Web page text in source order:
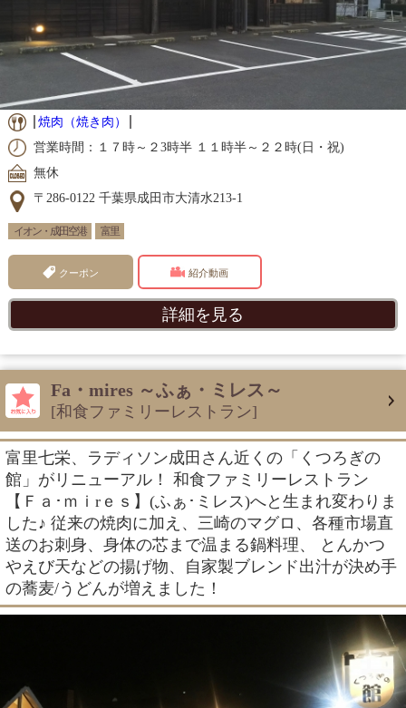
焼肉（焼き肉）
営業時間：１７時～２3時半 １１時半～２２時(日・祝)
無休
〒286-0122 千葉県成田市大清水213-1
イオン・成田空港 富里
クーポン 紹介動画
詳細を見る
Fa・mires ～ふぁ・ミレス～
[和食ファミリーレストラン]
富里七栄、ラディソン成田さん近くの「くつろぎの
館」がリニューアル！ 和食ファミリーレストラン
【Ｆａ･ｍｉrｅｓ】(ふぁ･ミレス)へと生まれ変わりま
した♪ 従来の焼肉に加え、三崎のマグロ、各種市場直
送のお刺身、身体の芯まで温まる鍋料理、 とんかつ
やえび天などの揚げ物、自家製ブレンド出汁が決め手
の蕎麦/うどんが増えました！